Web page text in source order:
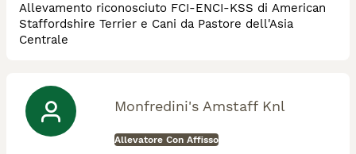
Allevamento riconosciuto FCI-ENCI-KSS di American
Staffordshire Terrier e Cani da Pastore dell'Asia
Centrale
Monfredini's Amstaff Knl
Allevatore Con Affisso